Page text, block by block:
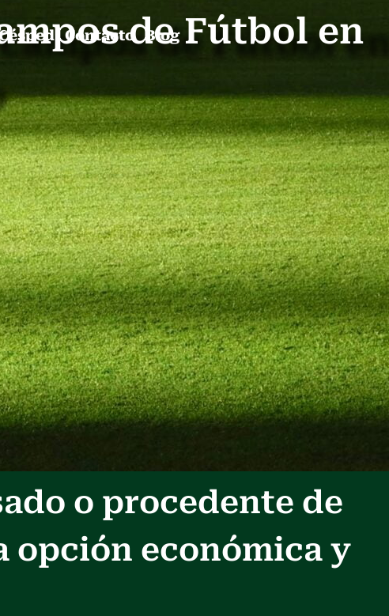
Contacto Blog
de Fútbol en
o procedente de
opción económica y